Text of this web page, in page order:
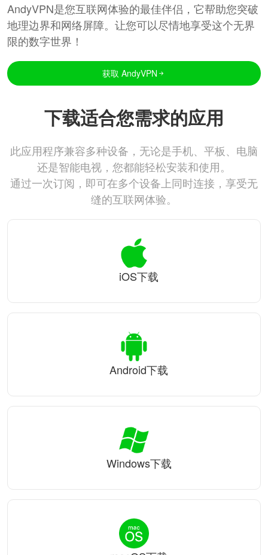
AndyVPN是您互联网体验的最佳伴侣，它帮助您突破
地理边界和网络屏障。让您可以尽情地享受这个无界
限的数字世界！
获取 AndyVPN
下载适合您需求的应用
此应用程序兼容多种设备，无论是手机、平板、电脑
还是智能电视，您都能轻松安装和使用。
通过一次订阅，即可在多个设备上同时连接，享受无
缝的互联网体验。
iOS下载
Android下载
Windows下载